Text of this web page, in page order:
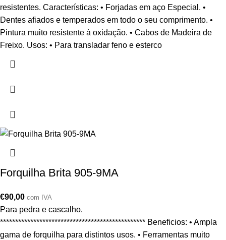
resistentes. Características: • Forjadas em aço Especial. •
Dentes afiados e temperados em todo o seu comprimento. •
Pintura muito resistente à oxidação. • Cabos de Madeira de
Freixo. Usos: • Para transladar feno e esterco
Forquilha Brita 905-9MA
€90,00 com IVA
Para pedra e cascalho.
************************************************ Beneficios: • Ampla
gama de forquilha para distintos usos. • Ferramentas muito